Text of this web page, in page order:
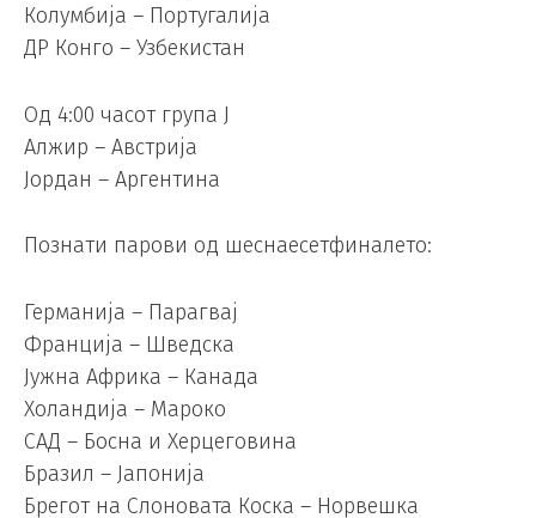
Колумбија – Португалија
ДР Конго – Узбекистан
Од 4:00 часот група Ј
Алжир – Австрија
Јордан – Аргентина
Познати парови од шеснаесетфиналето:
Германија – Парагвај
Франција – Шведска
Јужна Африка – Канада
Холандија – Мароко
САД – Босна и Херцеговина
Бразил – Јапонија
Брегот на Слоновата Коска – Норвешка